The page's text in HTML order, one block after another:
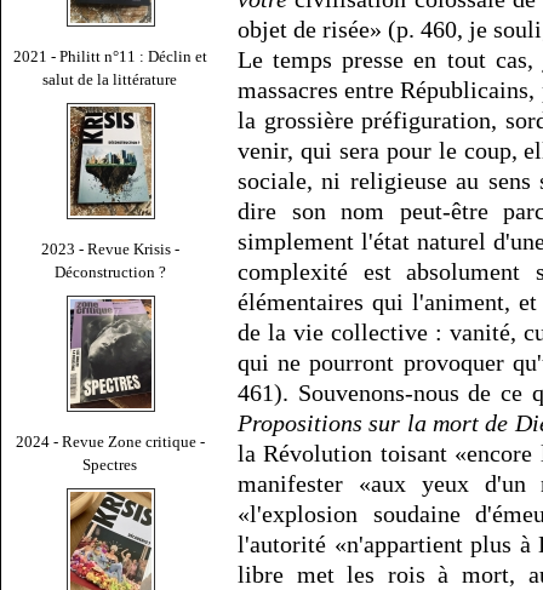
2021 - Philitt n°11 : Déclin et
salut de la littérature
2023 - Revue Krisis -
Déconstruction ?
2024 - Revue Zone critique -
Spectres
objet de risée» (p. 460, je
Le temps presse en tout
massacres entre
la grossière préfiguration,
venir, qui sera pour le coup,
sociale, ni religieuse au
dire son nom peut-être
simplement l'état naturel
complexité est absolument
élémentaires qui l'animent,
de la vie collective : vanité,
qui ne pourront provoquer
461). Souvenons-nous de ce
Propositions sur la mort de
la Révolution toisant
manifester «aux yeux d'un
«l'explosion soudaine
l'autorité «n'appartient plus à
libre met les rois à mort,